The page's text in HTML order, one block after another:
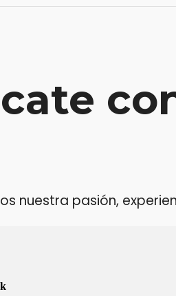
nuestra pasión,